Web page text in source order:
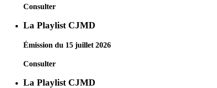
Consulter
La Playlist CJMD
Émission du 15 juillet 2026
Consulter
La Playlist CJMD